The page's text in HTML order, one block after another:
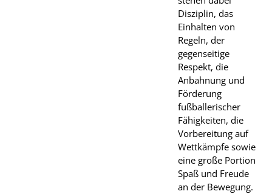
Disziplin, das
Einhalten von
Regeln, der
gegenseitige
Respekt, die
Anbahnung und
Förderung
fußballerischer
Fähigkeiten, die
Vorbereitung auf
Wettkämpfe sowie
eine große Portion
Spaß und Freude
an der Bewegung.